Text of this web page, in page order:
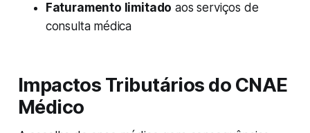
Faturamento limitado aos serviços de
consulta médica
Impactos Tributários do CNAE
Médico